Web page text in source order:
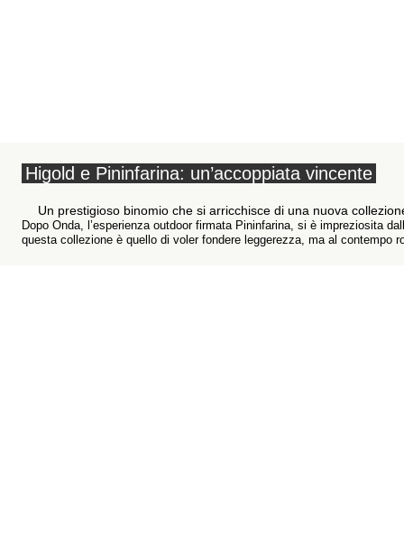
Higold e Pininfarina: un’accoppiata vincente
Un prestigioso binomio che si arricchisce di una nuova
Dopo Onda, l’esperienza outdoor firmata Pininfarina, si è impreziosita
questa collezione è quello di voler fondere leggerezza, ma al contempo